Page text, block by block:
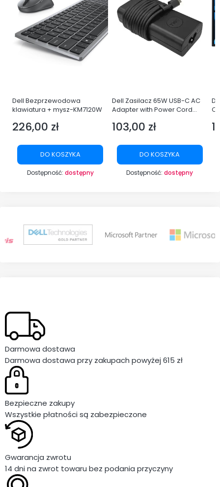
Dell Bezprzewodowa
klawiatura + mysz-KM7120W
Cena
226,00 zł
DO KOSZYKA
Dostępność: dostępny
Dell Zasilacz 65W USB-C AC
Adapter with Power Cord
Cena
103,00 zł
DO KOSZYKA
Dostępność:dostępny
Darmowa dostawa
Darmowa dostawa przy zakupach powyżej 615 zł
Bezpieczne zakupy
Wszystkie płatności są zabezpieczone
Gwarancja zwrotu
14 dni na zwrot towaru bez podania przyczyny